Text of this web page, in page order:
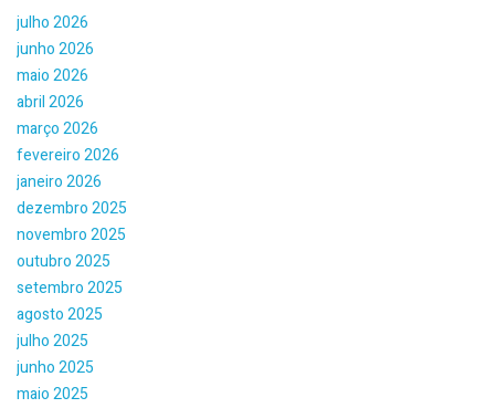
julho 2026
junho 2026
maio 2026
abril 2026
março 2026
fevereiro 2026
janeiro 2026
dezembro 2025
novembro 2025
outubro 2025
setembro 2025
agosto 2025
julho 2025
junho 2025
maio 2025